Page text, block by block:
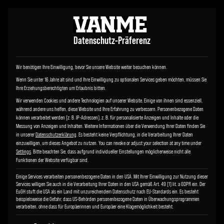
Datenschutz-Präferenz
Wir benötigen Ihre Einwilligung, bevor Sie unsere Website weiter besuchen können.
Wenn Sie unter 16 Jahre alt sind und Ihre Einwilligung zu optionalen Services geben möchten, müssen Sie
Ihre Erziehungsberechtigten um Erlaubnis bitten.
Wir verwenden Cookies und andere Technologien auf unserer Website. Einige von ihnen sind essenziell,
während andere uns helfen, diese Website und Ihre Erfahrung zu verbessern.Personenbezogene Daten
können verarbeitet werden (z. B. IP-Adressen), z. B. für personalisierte Anzeigen und Inhalte oder die
Messung von Anzeigen und Inhalten.Weitere Informationen über die Verwendung Ihrer Daten finden Sie
in unsererDatenschutzerklärung.Es besteht keine Verpflichtung, in die Verarbeitung Ihrer Daten
einzuwilligen, um dieses Angebot zu nutzen.You can revoke or adjust your selection at any time under
Settings.Bitte beachten Sie, dass aufgrund individueller Einstellungen möglicherweise nicht alle
Funktionen der Website verfügbar sind.
Einige Services verarbeiten personenbezogene Daten in den USA. Mit Ihrer Einwilligung zur Nutzung dieser
Services willigen Sie auch in die Verarbeitung Ihrer Daten in den USA gemäß Art. 49 (1) lit. a GDPR ein. Der
EuGH stuft die USA als ein Land mit unzureichendem Datenschutz nach EU-Standards ein. Es besteht
beispielsweise die Gefahr, dass US-Behörden personenbezogene Daten in Überwachungsprogrammen
verarbeiten, ohne dass für Europäerinnen und Europäer eine Klagemöglichkeit besteht.